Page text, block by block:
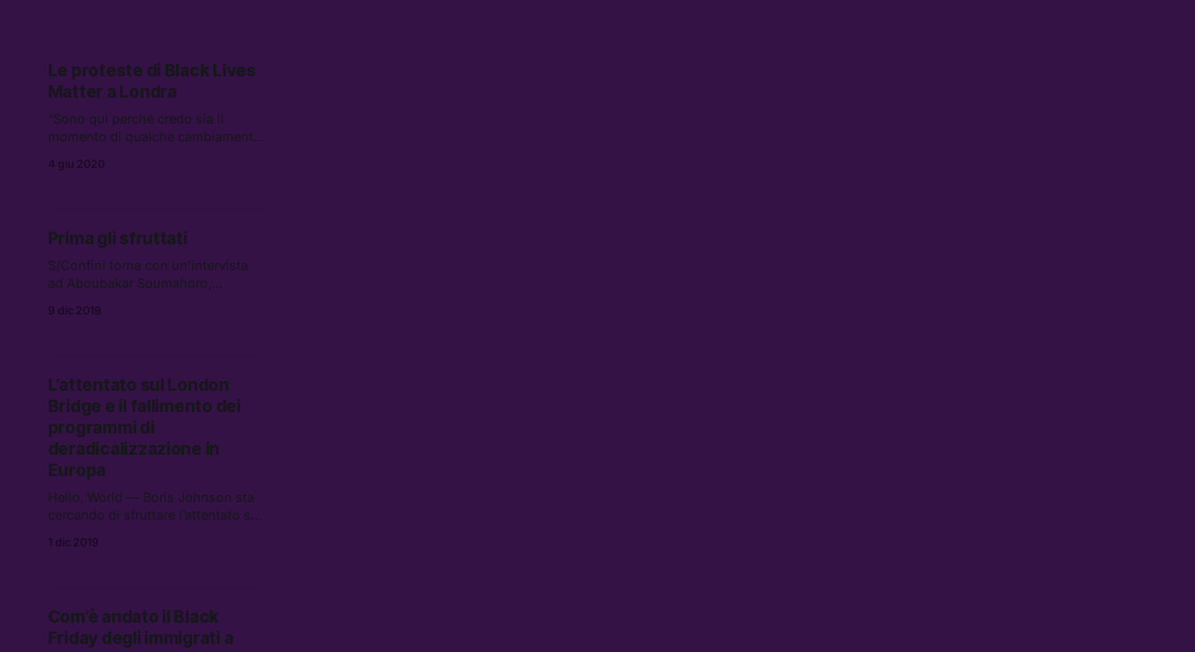
l’estrema destra domani proverà a
Germania e nel Regno Unito
Le proteste di Black Lives
Matter a Londra
“Sono qui perché credo sia il
momento di qualche cambiamento
persona sia indicata come
4 giu 2020
Prima gli sfruttati
S/Confini torna con un’intervista
ad Aboubakar Soumahoro,
Base. Insieme al giornalista Angelo
9 dic 2019
L’attentato sul London
Bridge e il fallimento dei
programmi di
deradicalizzazione in
Europa
Hello, World — Boris Johnson sta
cercando di sfruttare l’attentato sul
la vicenda è molto piú complessa di
1 dic 2019
Com’è andato il Black
Friday degli immigrati a